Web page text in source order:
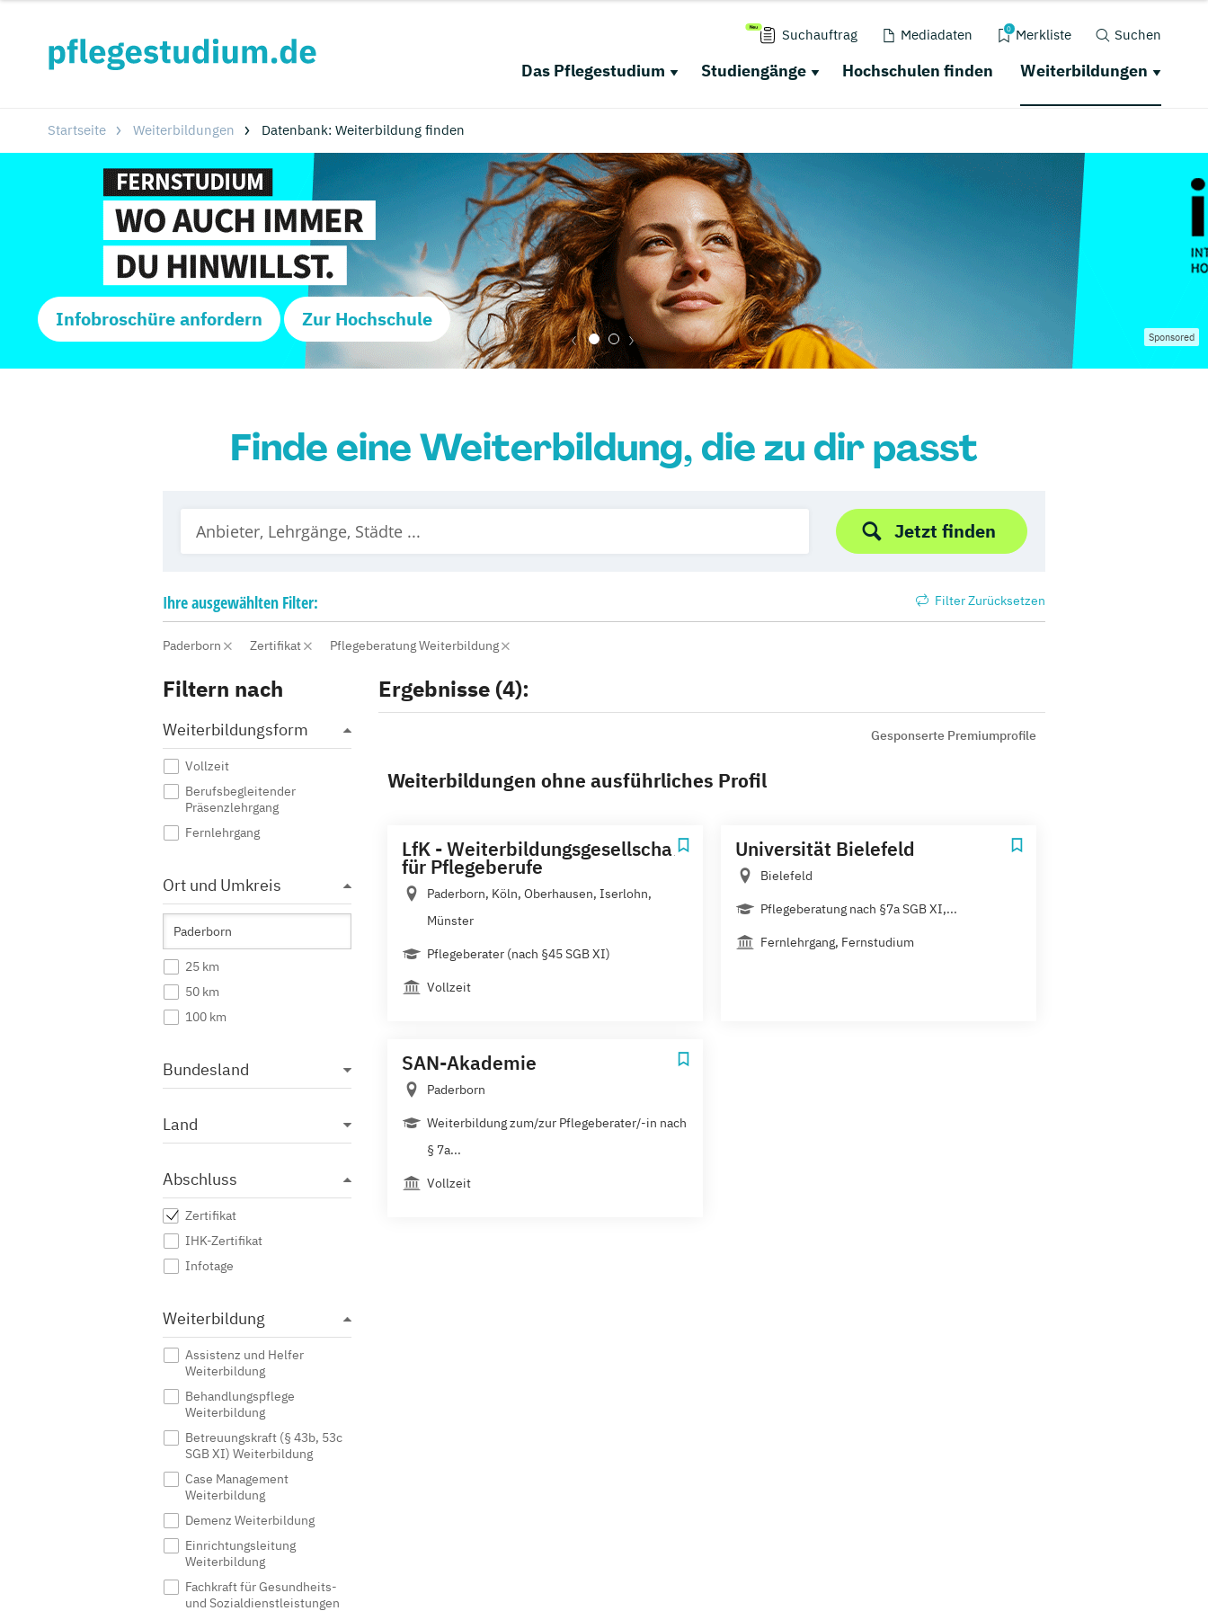
Suchauftrag Mediadaten 0 Merkliste Suchen
Das Pflegestudium Studiengänge Hochschulen finden Weiterbildungen
Startseite Weiterbildungen Datenbank: Weiterbildung finden
Infobroschüre anfordern Zur Hochschule
Sponsored
Finde eine Weiterbildung, die zu dir passt
Jetzt finden
Ihreausgewählten Filter: Filter Zurücksetzen
Paderborn Zertifikat Pflegeberatung Weiterbildung
Filtern nach
Weiterbildungsform
Vollzeit
Berufsbegleitender
Präsenzlehrgang
Fernlehrgang
Ort und Umkreis
25 km
50 km
100 km
Bundesland
Land
Abschluss
Zertifikat
IHK-Zertifikat
Infotage
Weiterbildung
Assistenz und Helfer
Weiterbildung
Behandlungspflege
Weiterbildung
Betreuungskraft (§ 43b, 53c
SGB XI) Weiterbildung
Case Management
Weiterbildung
Demenz Weiterbildung
Einrichtungsleitung
Weiterbildung
Fachkraft für Gesundheits-
und Sozialdienstleistungen
Ergebnisse (4):
Gesponserte Premiumprofile
Weiterbildungen ohne ausführliches Profil
LfK - Weiterbildungsgesellschaft
für Pflegeberufe
Paderborn, Köln, Oberhausen, Iserlohn,
Münster
Pflegeberater (nach §45 SGB XI)
Vollzeit
Universität Bielefeld
Bielefeld
Pflegeberatung nach §7a SGB XI,...
Fernlehrgang, Fernstudium
SAN-Akademie
Paderborn
Weiterbildung zum/zur Pflegeberater/-in nach
§ 7a...
Vollzeit